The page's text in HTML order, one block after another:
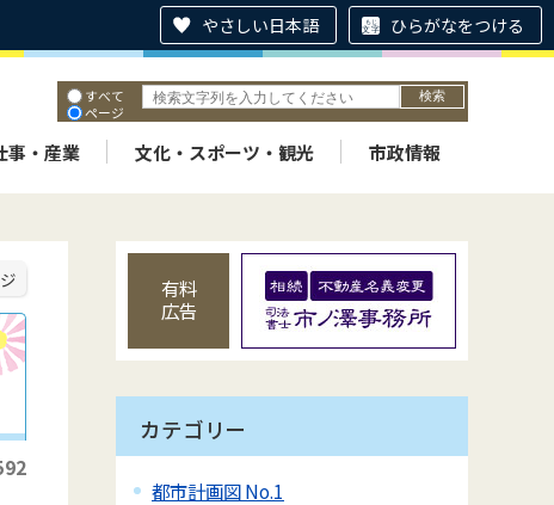
やさしい日本語 ひらがなをつける
すべて
ページ
事・産業 文化・スポーツ・観光 市政情報
有料
広告
カテゴリー
都市計画図 No.1